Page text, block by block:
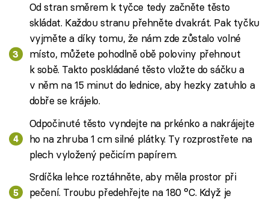
Od stran směrem k tyčce tedy začněte těsto
skládat. Každou stranu přehněte dvakrát. Pak tyčku
vyjměte a díky tomu, že nám zde zůstalo volné
místo, můžete pohodlně obě poloviny přehnout
k sobě. Takto poskládané těsto vložte do sáčku a
v něm na 15 minut do lednice, aby hezky zatuhlo a
dobře se krájelo.
Odpočinuté těsto vyndejte na prkénko a nakrájejte
ho na zhruba 1 cm silné plátky. Ty rozprostřete na
plech vyložený pečicím papírem.
Srdíčka lehce roztáhněte, aby měla prostor při
pečení. Troubu předehřejte na 180 °C. Když je